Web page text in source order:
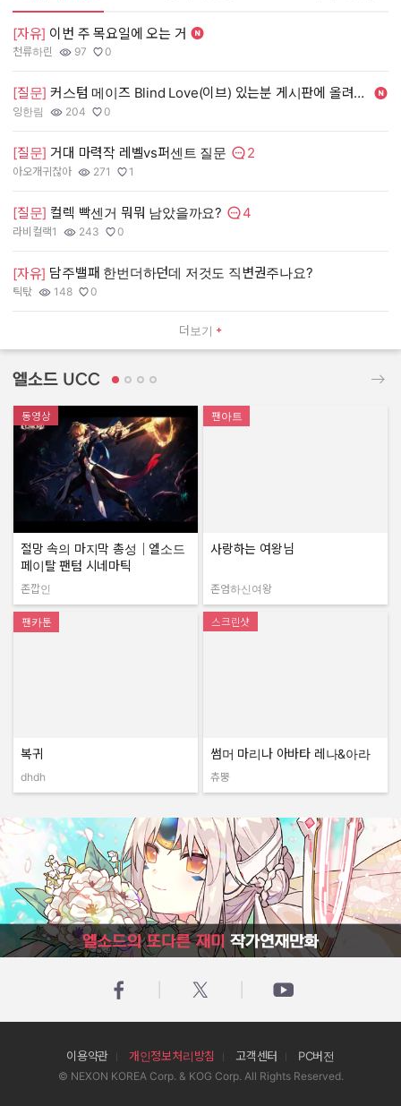
더보기
[자유] 이번 주 목요일에 오는 거
작성자:
천류하린
조회수:
97
추천수:
0
[질문] 커스텀 메이즈 Blind Love(이브) 있는분 게시판에 올려주세여. 제가 사겠
작성자:
잉한림
조회수:
204
추천수:
0
[질문] 거대 마력작 레벨vs퍼센트 질문 댓글수:
2
작성자:
아오개귀찮아
조회수:
271
추천수:
1
[질문] 컬렉 빡센거 뭐뭐 남았을까요? 댓글수:
4
작성자:
라비컬랙1
조회수:
243
추천수:
0
[자유] 담주밸패 한번더하던데 저것도 직변권주나요?
작성자:
틱탃
조회수:
148
추천수:
0
엘소드 UCC
동영상
절망 속의 마지막 총성｜엘소드
페이탈 팬텀 시네마틱
작성자:
존깝인
팬아트
사랑하는 여왕님
작성자:
존엄하신여왕
팬카툰
복귀
dhdh
스크린샷
썸머 마리나 아바타 레나&아라
작성자:
츄뿡
엘소드의 또다른 재미 작가연재만화
이용약관 개인정보처리방침 고객센터 PC버전
© NEXON KOREA Corp. & KOG Corp. All Rights Reserved.